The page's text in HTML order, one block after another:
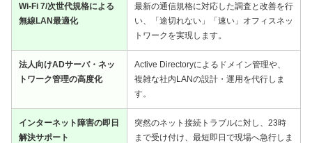
Wi-Fi 7/次世代規格による
無線LAN最適化
最新の通信規格に対応した調査と改善を行
い、「途切れない」「速い」オフィスネッ
トワークを実現します。
法人向けADサーバ・ネッ
トワーク管理の高度化
Active Directoryによるドメイン管理や、
複雑な社内LANの設計・運用を代行しま
す。
インターネット障害の即日
解決サポート
突然のネット接続トラブルに対し、23時
まで受け付け、最短即日で現場へ急行しま